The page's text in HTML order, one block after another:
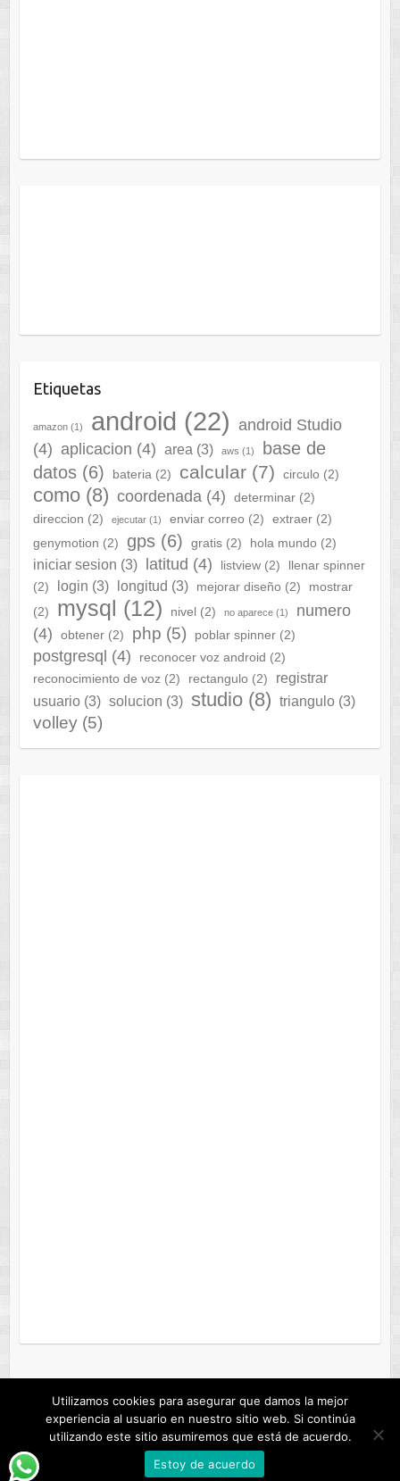
Etiquetas
amazon(1) android (22) android Studio
(4) aplicacion (4) area(3) aws (1)
base de
datos(6) bateria(2) calcular(7) circulo (2)
como(8) coordenada(4) determinar(2)
direccion (2) ejecutar(1) enviar correo (2) extraer(2)
genymotion (2) gps(6) gratis(2) hola mundo (2)
iniciar sesion (3) latitud (4) listview(2)
llenar spinner
(2)
login (3) longitud (3) mejorar diseño (2)
mostrar
(2)
mysql (12) nivel(2) no aparece(1)
numero
(4)
obtener(2) php (5) poblar spinner(2)
postgresql (4) reconocer voz android (2)
reconocimiento de voz(2) rectangulo (2)
registrar
usuario(3) solucion (3) studio(8) triangulo(3)
volley(5)
Copyright © 2026 ANDROFAST . Tema de Colorlib Creado con WordPress
ANDROFAST
Utilizamos cookies para asegurar que damos la mejor
experiencia al usuario en nuestro sitio web. Si continúa
utilizando este sitio asumiremos que está de acuerdo.
Estoy de acuerdo